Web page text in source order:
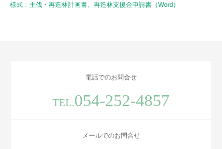
様式：主伐・再造林計画書、再造林支援金申請書（Word）
電話でのお問合せ
TEL.054-252-4857
メールでのお問合せ